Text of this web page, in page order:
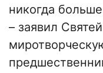
никогда
– заявил